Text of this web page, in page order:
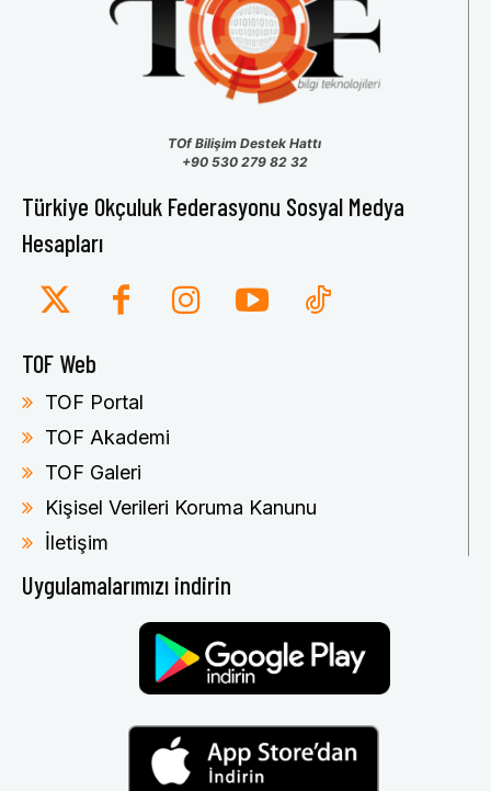
TOf Bilişim Destek Hattı
+90 530 279 82 32
Türkiye Okçuluk Federasyonu Sosyal Medya
Hesapları
TOF Web
TOF Portal
TOF Akademi
TOF Galeri
Kişisel Verileri Koruma Kanunu
İletişim
Uygulamalarımızı indirin